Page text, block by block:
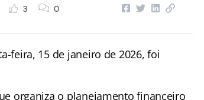
3 0
feira, 15 de janeiro de 2026, foi
organiza o planejamento financeiro